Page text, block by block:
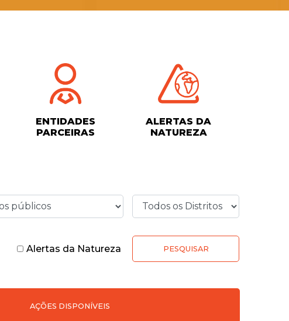
ENTIDADES
PARCEIRAS
ALERTAS DA
NATUREZA
Alertas da Natureza PESQUISAR
AÇÕES DISPONÍVEIS